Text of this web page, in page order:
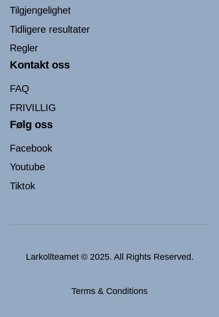
Tilgjengelighet
Tidligere resultater
Regler
Kontakt oss
FAQ
FRIVILLIG
Følg oss
Facebook
Youtube
Tiktok
Larkollteamet © 2025. All Rights Reserved.
Terms & Conditions